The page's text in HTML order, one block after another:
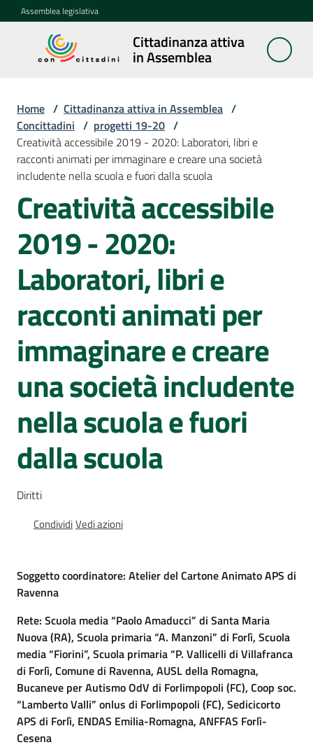
Vai al contenuto
Vai alla navigazione
Vai al footer
Assemblea legislativa
Cittadinanza attiva
in Assemblea
Cittadinanza
attiva in
Concittadini
Menu selezionato
Porte
aperte
in
Assemblea
Mostre
itineranti
Percorsi
sulla
memoria
Seguici
su
legislativa
Assemblea
Attività
Argomenti
Home / Cittadinanza attiva in Assemblea /
Concittadini / progetti 19-20 /
Creatività accessibile 2019 - 2020: Laboratori, libri e
racconti animati per immaginare e creare una società
includente nella scuola e fuori dalla scuola
Creatività accessibile
2019 - 2020:
Laboratori, libri e
racconti animati per
immaginare e creare
una società includente
nella scuola e fuori
dalla scuola
Diritti
CondividiVedi azioni
Soggetto coordinatore: Atelier del Cartone Animato APS di
Ravenna
Rete: Scuola media “Paolo Amaducci” di Santa Maria
Nuova (RA), Scuola primaria “A. Manzoni” di Forlì, Scuola
media “Fiorini”, Scuola primaria “P. Vallicelli di Villafranca
di Forlì, Comune di Ravenna, AUSL della Romagna,
Bucaneve per Autismo OdV di Forlimpopoli (FC), Coop soc.
“Lamberto Valli” onlus di Forlimpopoli (FC), Sedicicorto
APS di Forlì, ENDAS Emilia-Romagna, ANFFAS Forlì-
Cesena